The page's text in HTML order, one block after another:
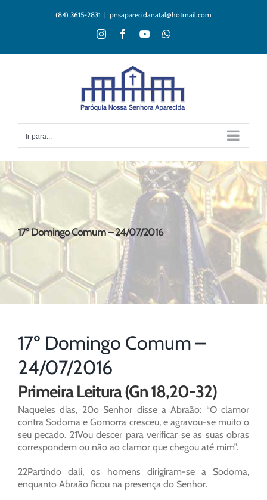
(84) 3615-2831 | pnsaparecidanatal@hotmail.com
InstagramFacebookYouTubeWhatsApp
Ir para...
17º Domingo Comum – 24/07/2016
17º Domingo Comum –
24/07/2016
Primeira Leitura (Gn 18,20-32)
Naqueles dias, 20o Senhor disse a Abraão: “O clamor
contra Sodoma e Gomorra cresceu, e agravou-se muito o
seu pecado. 21Vou descer para verificar se as suas obras
correspondem ou não ao clamor que chegou até mim”.
22Partindo dali, os homens dirigiram-se a Sodoma,
enquanto Abraão ficou na presença do Senhor.